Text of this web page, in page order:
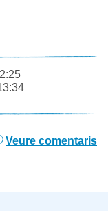
Veure comentaris